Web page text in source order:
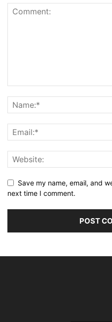
Save my name, email, and
next time I comment.